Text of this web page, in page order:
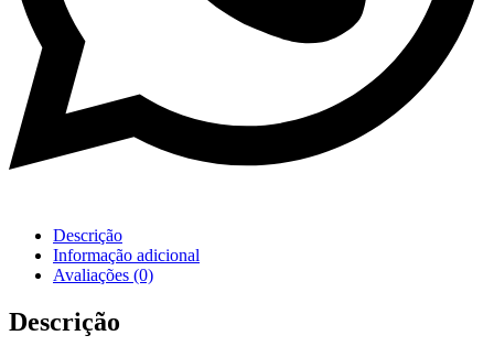
Descrição
Informação adicional
Avaliações (0)
Descrição